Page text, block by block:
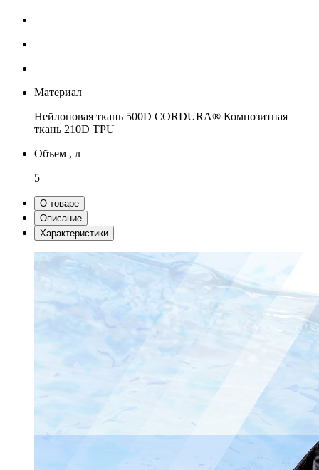
Материал
Нейлоновая ткань 500D CORDURA® Композитная
ткань 210D TPU
Объем , л
5
О товаре
Описание
Характеристики